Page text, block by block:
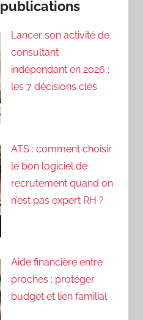
Lancer son activité de
consultant
indépendant en 2026 :
les 7 décisions clés
ATS : comment choisir
le bon logiciel de
recrutement quand on
n’est pas expert RH ?
Aide financière entre
proches : protéger
budget et lien familial